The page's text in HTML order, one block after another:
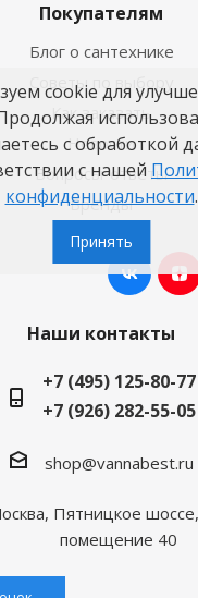
Покупателям
Блог о сантехнике
Советы по выбору
Как заказать
Новости
Вопросы-ответы
Бренды
Наши контакты
+7 (495) 125-80-77
+7 (926) 282-55-05
shop@vannabest.ru
Пятницкое
помещение 40
cookie для
с обработкой
с нашей
конфиденциальности.
Принять